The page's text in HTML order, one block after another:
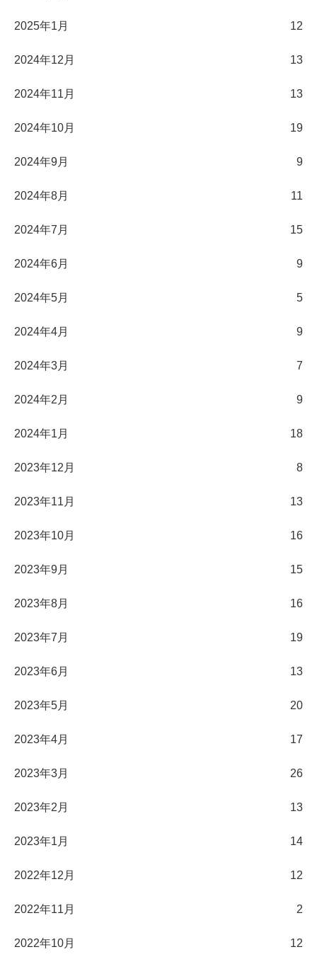
2025年1月 12
2024年12月 13
2024年11月 13
2024年10月 19
2024年9月 9
2024年8月 11
2024年7月 15
2024年6月 9
2024年5月 5
2024年4月 9
2024年3月 7
2024年2月 9
2024年1月 18
2023年12月 8
2023年11月 13
2023年10月 16
2023年9月 15
2023年8月 16
2023年7月 19
2023年6月 13
2023年5月 20
2023年4月 17
2023年3月 26
2023年2月 13
2023年1月 14
2022年12月 12
2022年11月 2
2022年10月 12